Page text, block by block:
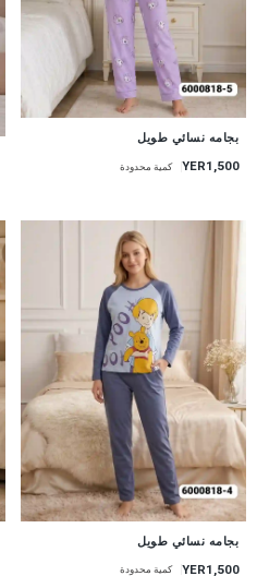
بجامه نسائي طويل
YER1,500 كمية محدودة
بجامه نسائي طويل
YER1,500 كمية محدودة